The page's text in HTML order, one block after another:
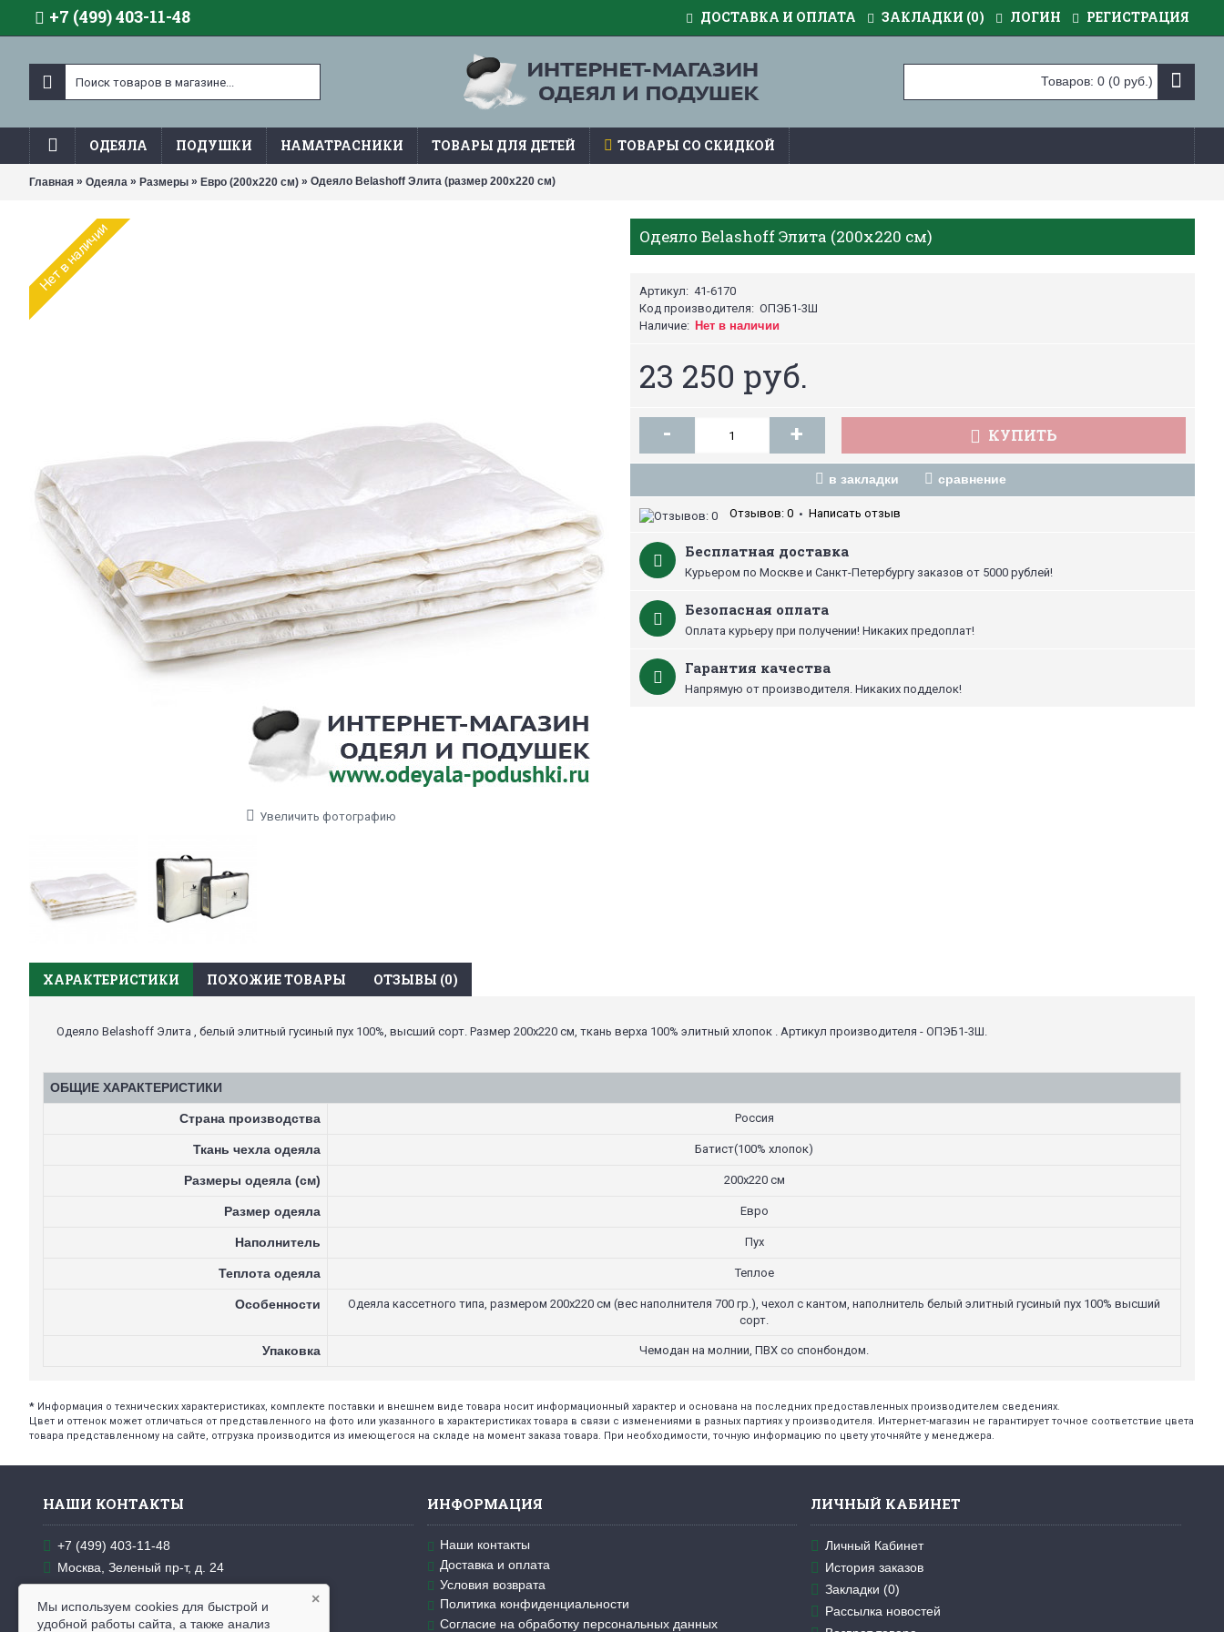
+7 (499) 403-11-48 ДОСТАВКА И ОПЛАТА ЗАКЛАДКИ (0) ЛОГИН РЕГИСТРАЦИЯ
Товаров: 0 (0 руб.)
ОДЕЯЛА ПОДУШКИ НАМАТРАСНИКИ ТОВАРЫ ДЛЯ ДЕТЕЙ ТОВАРЫ СО СКИДКОЙ
Главная » Одеяла » Размеры » Евро (200х220 см) » Одеяло Belashoff Элита (размер 200х220 см)
Нет в наличии
Увеличить фотографию
Одеяло Belashoff Элита (200х220 см)
Артикул: 41-6170
Код производителя: ОПЭБ1-3Ш
Наличие: Нет в наличии
23 250 руб.
- + КУПИТЬ
в закладки сравнение
Отзывов: 0 • Написать отзыв
Бесплатная доставка
Курьером по Москве и Санкт-Петербургу заказов от 5000 рублей!
Безопасная оплата
Оплата курьеру при получении! Никаких предоплат!
Гарантия качества
Напрямую от производителя. Никаких подделок!
ХАРАКТЕРИСТИКИ ПОХОЖИЕ ТОВАРЫ ОТЗЫВЫ (0)
Одеяло Belashoff Элита , белый элитный гусиный пух 100%, высший сорт. Размер 200х220 см, ткань верха 100% элитный хлопок . Артикул производителя - ОПЭБ1-3Ш.
ОБЩИЕ ХАРАКТЕРИСТИКИ
Страна производства Россия
Ткань чехла одеяла Батист(100% хлопок)
Размеры одеяла (см) 200х220 см
Размер одеяла Евро
Наполнитель Пух
Теплота одеяла Теплое
Особенности
Одеяла кассетного типа, размером 200х220 см (вес наполнителя 700 гр.), чехол с кантом, наполнитель белый элитный гусиный пух 100% высший
сорт.
Упаковка Чемодан на молнии, ПВХ со спонбондом.
* Информация о технических характеристиках, комплекте поставки и внешнем виде товара носит информационный характер и основана на последних предоставленных производителем сведениях.
Цвет и оттенок может отличаться от представленного на фото или указанного в характеристиках товара в связи с изменениями в разных партиях у производителя. Интернет-магазин не гарантирует точное соответствие цвета
товара представленному на сайте, отгрузка производится из имеющегося на складе на момент заказа товара. При необходимости, точную информацию по цвету уточняйте у менеджера.
НАШИ КОНТАКТЫ
+7 (499) 403-11-48
Москва, Зеленый пр-т, д. 24
Пн. - пт.: 10.00 - 18.00
info@odeyala-podushki.ru
ИНФОРМАЦИЯ
Наши контакты
Доставка и оплата
Условия возврата
Политика конфиденциальности
Согласие на обработку персональных данных
ЛИЧНЫЙ КАБИНЕТ
Личный Кабинет
История заказов
Закладки (0)
Рассылка новостей
×
Мы используем cookies для быстрой и
удобной работы сайта, а также анализ